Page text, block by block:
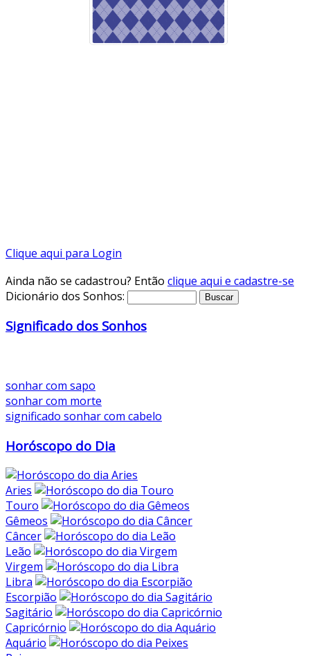
Clique aqui para Login
Ainda não se cadastrou? Então clique aqui e cadastre-se
Dicionário dos Sonhos:
Significado dos Sonhos
sonhar com sapo
sonhar com morte
significado sonhar com cabelo
Horóscopo do Dia
Aries
Touro
Gêmeos
Câncer
Leão
Virgem
Libra
Escorpião
Sagitário
Capricórnio
Aquário